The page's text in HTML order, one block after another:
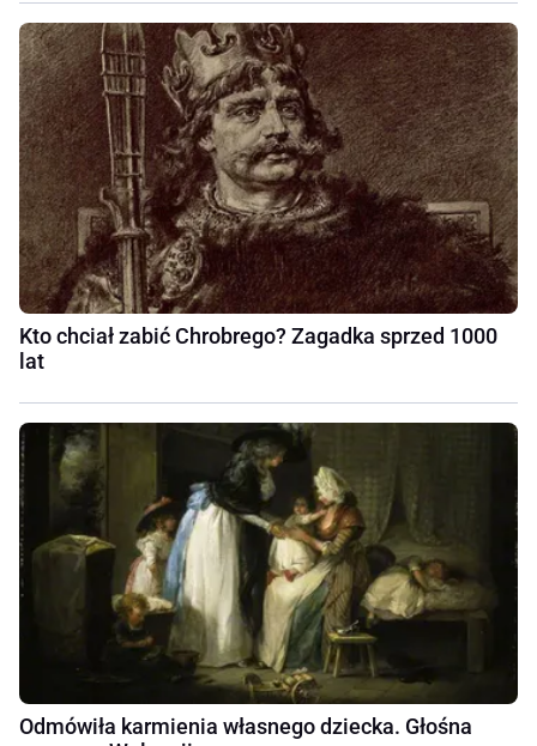
Kto chciał zabić Chrobrego? Zagadka sprzed 1000
lat
Odmówiła karmienia własnego dziecka. Głośna